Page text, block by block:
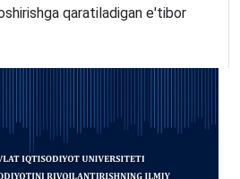
qaratiladigan e'tibor